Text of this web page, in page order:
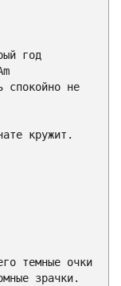
спокойно не
темные очки
зрачки.